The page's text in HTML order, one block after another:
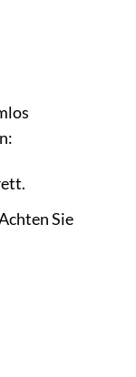
Sie